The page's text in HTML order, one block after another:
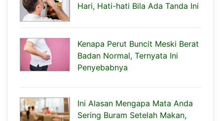
Hari, Hati-hati Bila Ada Tanda Ini
Kenapa Perut Buncit Meski Berat
Badan Normal, Ternyata Ini
Penyebabnya
Ini Alasan Mengapa Mata Anda
Sering Buram Setelah Makan,